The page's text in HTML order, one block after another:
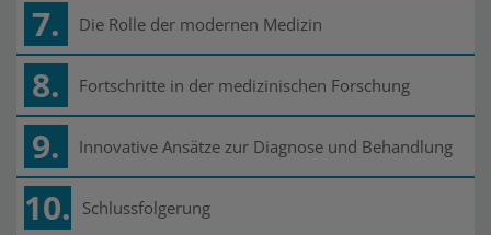
7. Die Rolle der modernen Medizin
8. Fortschritte in der medizinischen Forschung
9. Innovative Ansätze zur Diagnose und Behandlung
10. Schlussfolgerung